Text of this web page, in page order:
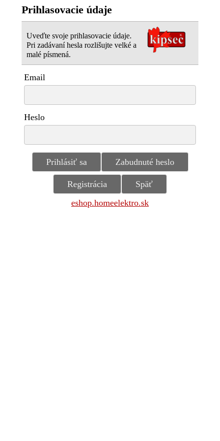
Prihlasovacie údaje
Uveďte svoje prihlasovacie údaje.
Pri zadávaní hesla rozlišujte velké a
malé písmená.
Email
Heslo
eshop.homeelektro.sk